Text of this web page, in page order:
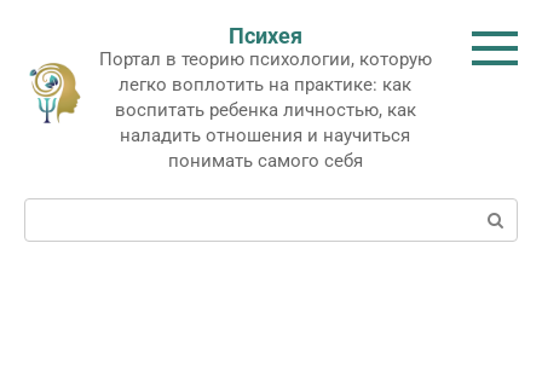
контенту
Психея
Портал в теорию психологии, которую
легко воплотить на практике: как
воспитать ребенка личностью, как
наладить отношения и научиться
понимать самого себя
Поиск: